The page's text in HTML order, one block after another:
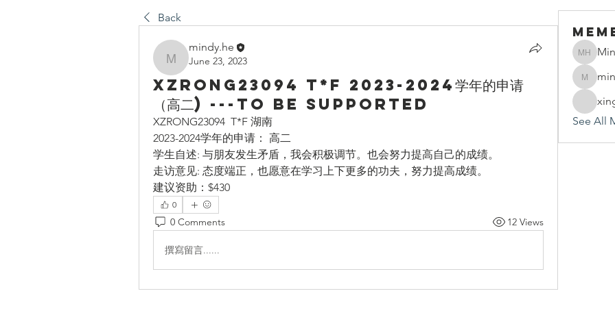
Back
mindy.he
mindy.he
June 23, 2023
XZRONG23094 T*F 2023-2024学年的申请
（高二) ---To be supported
XZRONG23094  T*F 湖南
2023-2024学年的申请： 高二
学生自述: 与朋友发生矛盾，我会积极调节。也会努力提高自己的成绩。
走访意见: 态度端正，也愿意在学习上下更多的功夫，努力提高成绩。
建议资助：$430
0
0 Comments 12 Views
撰寫留言......
Mindy
See All